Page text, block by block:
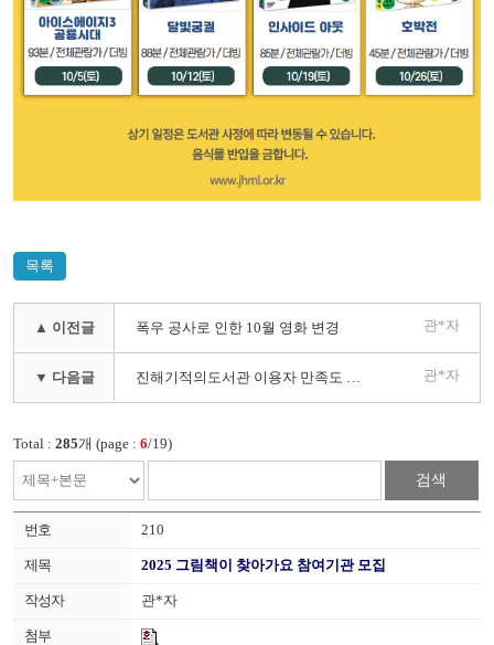
목록
▲ 이전글 폭우 공사로 인한 10월 영화 변경 관*자
▼ 다음글 관*자
Total : 285개 (page : 6/19)
검색
210
2025 그림책이 찾아가요 참여기관 모집
관*자